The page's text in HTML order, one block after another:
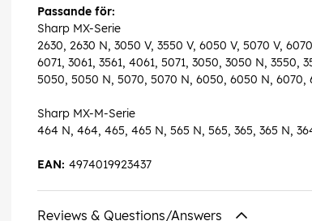
Passande för:
Sharp MX-Serie
2630, 2630 N, 3050 V, 3550 V, 6050 V, 5070 V,
6071, 3061, 3561, 4061, 5071, 3050, 3050 N,
5050, 5050 N, 5070, 5070 N, 6050, 6050 N, 6070,
Sharp MX-M-Serie
464 N, 464, 465, 465 N, 565 N, 565, 365, 365 N,
4974019923437
EAN:
Reviews & Questions/Answers